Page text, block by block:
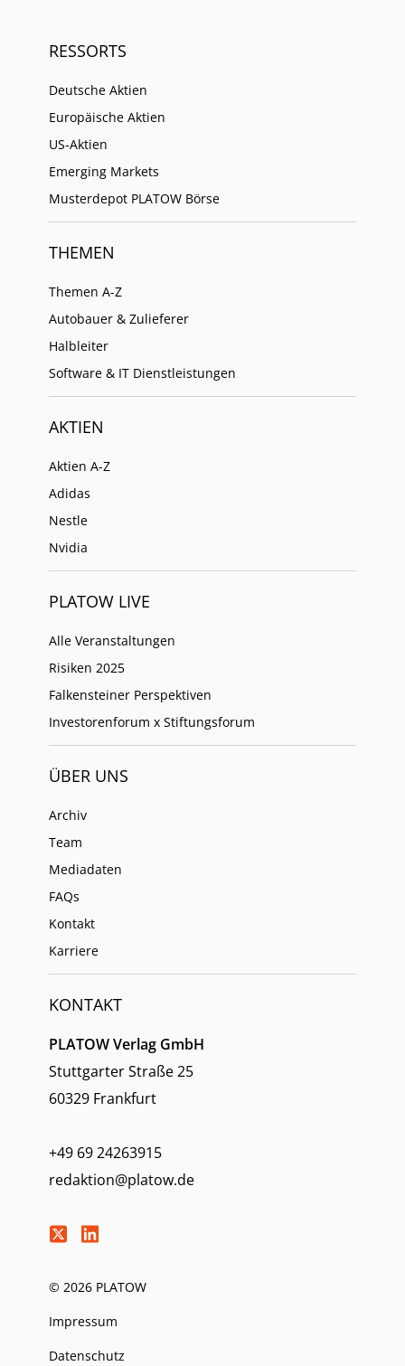
RESSORTS
Deutsche Aktien
Europäische Aktien
US-Aktien
Emerging Markets
Musterdepot PLATOW Börse
THEMEN
Themen A-Z
Autobauer & Zulieferer
Halbleiter
Software & IT Dienstleistungen
AKTIEN
Aktien A-Z
Adidas
Nestle
Nvidia
PLATOW LIVE
Alle Veranstaltungen
Risiken 2025
Falkensteiner Perspektiven
Investorenforum x Stiftungsforum
ÜBER UNS
Archiv
Team
Mediadaten
FAQs
Kontakt
Karriere
KONTAKT
PLATOW Verlag GmbH
Stuttgarter Straße 25
60329 Frankfurt
+49 69 24263915
redaktion@platow.de
© 2026 PLATOW
Impressum
Datenschutz